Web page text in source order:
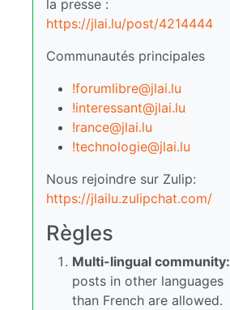
la presse :
https://jlai.lu/post/4214444
Communautés principales
!forumlibre@jlai.lu
!interessant@jlai.lu
!rance@jlai.lu
!technologie@jlai.lu
Nous rejoindre sur Zulip:
https://jlailu.zulipchat.com/
Règles
Multi-lingual community:
posts in other languages
than French are allowed.